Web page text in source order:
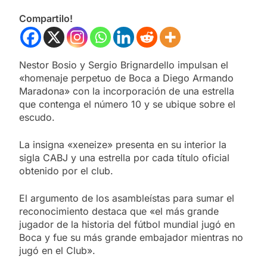
Compartilo!
Nestor Bosio y Sergio Brignardello impulsan el
«homenaje perpetuo de Boca a Diego Armando
Maradona» con la incorporación de una estrella
que contenga el número 10 y se ubique sobre el
escudo.
La insigna «xeneize» presenta en su interior la
sigla CABJ y una estrella por cada título oficial
obtenido por el club.
El argumento de los asambleístas para sumar el
reconocimiento destaca que «el más grande
jugador de la historia del fútbol mundial jugó en
Boca y fue su más grande embajador mientras no
jugó en el Club».